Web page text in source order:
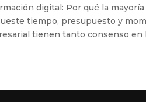
digital: Por qué la
tiempo, presupuesto y
tienen tanto consenso en